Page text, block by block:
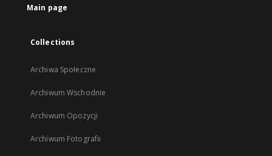
Main page
Collections
Archiwa Społeczne
Archiwum Wschodnie
Archiwum Opozycji
Archiwum Fotografii